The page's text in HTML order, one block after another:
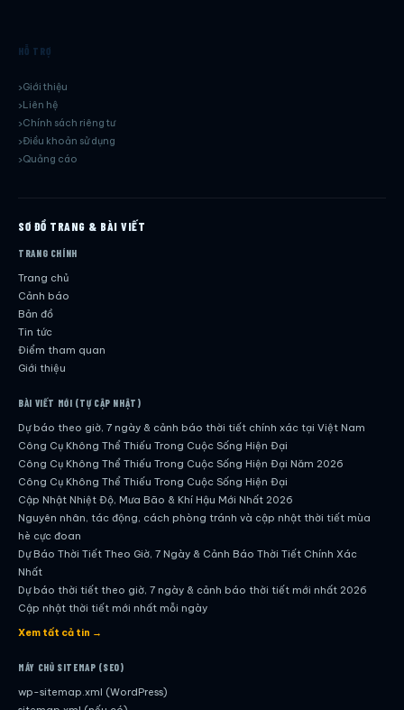
HỖ TRỢ
Giới thiệu
Liên hệ
Chính sách riêng tư
Điều khoản sử dụng
Quảng cáo
SƠ ĐỒ TRANG & BÀI VIẾT
TRANG CHÍNH
Trang chủ
Cảnh báo
Bản đồ
Tin tức
Điểm tham quan
Giới thiệu
BÀI VIẾT MỚI (TỰ CẬP NHẬT)
Dự báo theo giờ, 7 ngày & cảnh báo thời tiết chính xác tại Việt Nam
Công Cụ Không Thể Thiếu Trong Cuộc Sống Hiện Đại
Công Cụ Không Thể Thiếu Trong Cuộc Sống Hiện Đại Năm 2026
Công Cụ Không Thể Thiếu Trong Cuộc Sống Hiện Đại
Cập Nhật Nhiệt Độ, Mưa Bão & Khí Hậu Mới Nhất 2026
Nguyên nhân, tác động, cách phòng tránh và cập nhật thời tiết mùa
hè cực đoan
Dự Báo Thời Tiết Theo Giờ, 7 Ngày & Cảnh Báo Thời Tiết Chính Xác
Nhất
Dự báo thời tiết theo giờ, 7 ngày & cảnh báo thời tiết mới nhất 2026
Cập nhật thời tiết mới nhất mỗi ngày
Hướng dẫn đầy đủ về dự báo thời tiết hiện đại
Dự Báo Thời Tiết Theo Giờ, 7 Ngày & Cảnh Báo Thời Tiết Chính Xác
Công Cụ Không Thể Thiếu Trong Cuộc Sống Hiện Đại
Xem tất cả tin →
MÁY CHỦ SITEMAP (SEO)
wp-sitemap.xml (WordPress)